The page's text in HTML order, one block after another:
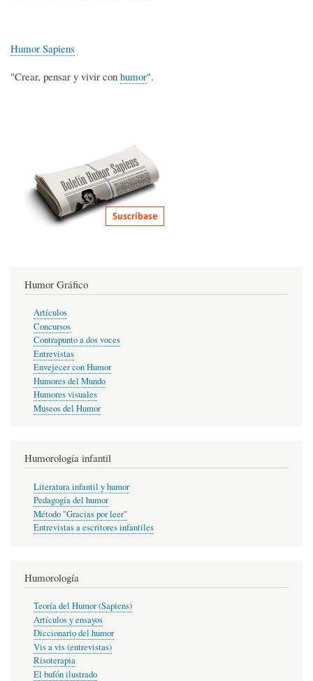
Humor Sapiens
"Crear, pensar y vivir con humor".
Humor Gráfico
Artículos
Concursos
Contrapunto a dos voces
Entrevistas
Envejecer con Humor
Humores del Mundo
Humores visuales
Museos del Humor
Humorología infantil
Literatura infantil y humor
Pedagogía del humor
Método "Gracias por leer"
Entrevistas a escritores infantiles
Humorología
Teoría del Humor (Sapiens)
Artículos y ensayos
Diccionario del humor
Vis a vis (entrevistas)
Risoterapia
El bufón ilustrado